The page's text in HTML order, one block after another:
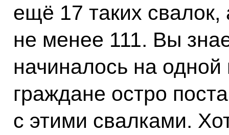
ещё 17 таких свалок,
не менее 111. Вы
начиналось на
граждане остро
с этими свалками.